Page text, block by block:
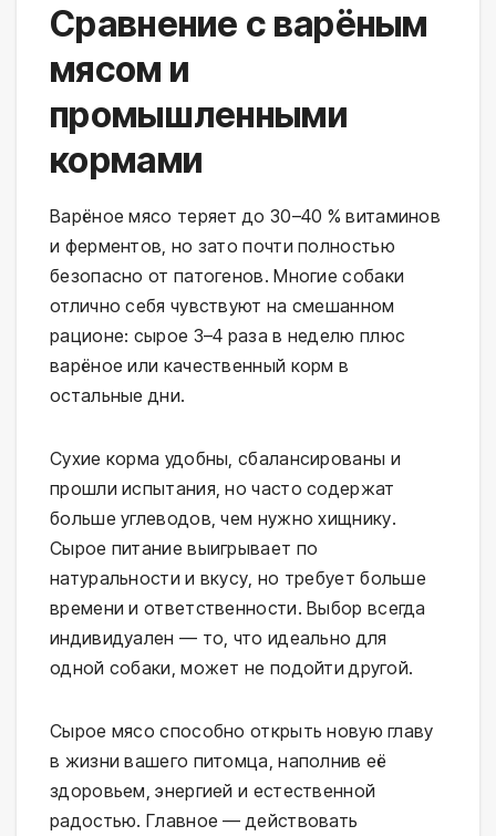
Сравнение с варёным
мясом и
промышленными
кормами
Варёное мясо теряет до 30–40 % витаминов
и ферментов, но зато почти полностью
безопасно от патогенов. Многие собаки
отлично себя чувствуют на смешанном
рационе: сырое 3–4 раза в неделю плюс
варёное или качественный корм в
остальные дни.
Сухие корма удобны, сбалансированы и
прошли испытания, но часто содержат
больше углеводов, чем нужно хищнику.
Сырое питание выигрывает по
натуральности и вкусу, но требует больше
времени и ответственности. Выбор всегда
индивидуален — то, что идеально для
одной собаки, может не подойти другой.
Сырое мясо способно открыть новую главу
в жизни вашего питомца, наполнив её
здоровьем, энергией и естественной
радостью. Главное — действовать